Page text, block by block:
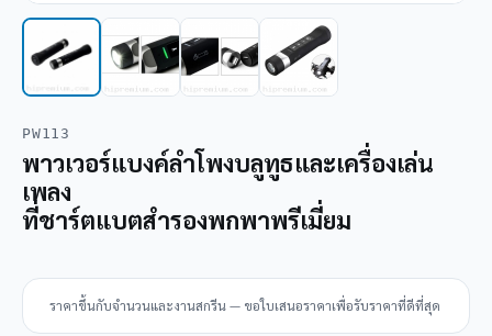
PW113
พาวเวอร์แบงค์ลำโพงบลูทูธและเครื่องเล่น
เพลง
ที่ชาร์ตแบตสํารองพกพาพรีเมี่ยม
ราคาขึ้นกับจำนวนและงานสกรีน — ขอใบเสนอราคาเพื่อรับราคาที่ดีที่สุด